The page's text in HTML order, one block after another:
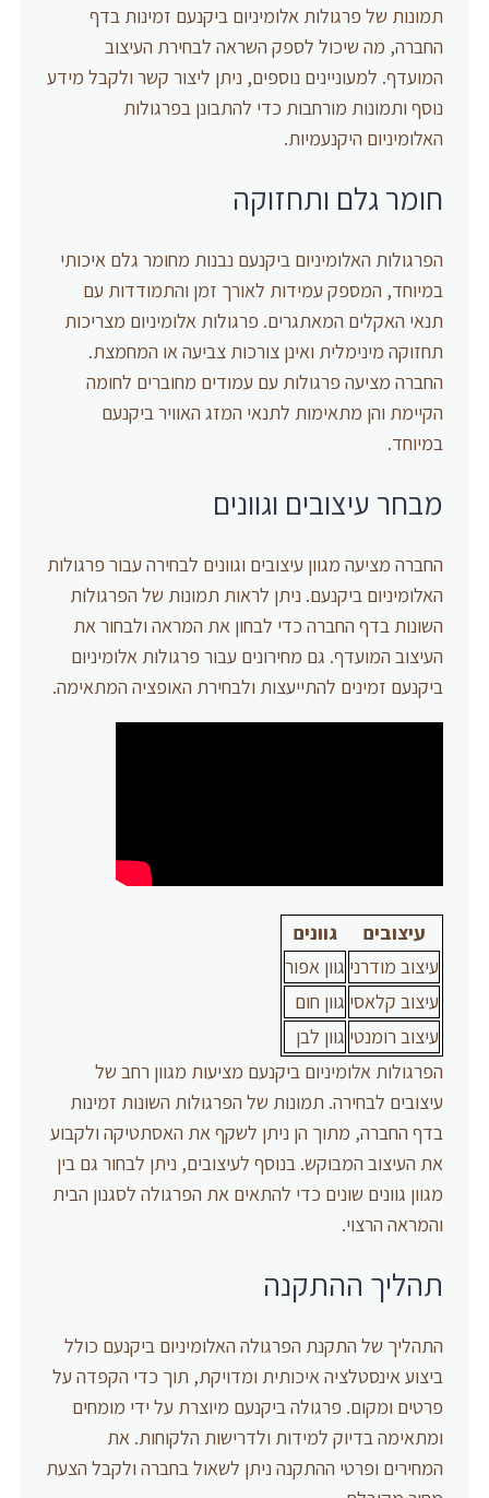
תמונות של פרגולות אלומיניום ביקנעם זמינות בדף
החברה, מה שיכול לספק השראה לבחירת העיצוב
המועדף. למעוניינים נוספים, ניתן ליצור קשר ולקבל מידע
נוסף ותמונות מורחבות כדי להתבונן בפרגולות
האלומיניום היקנעמיות.
חומר גלם ותחזוקה
הפרגולות האלומיניום ביקנעם נבנות מחומר גלם איכותי
במיוחד, המספק עמידות לאורך זמן והתמודדות עם
תנאי האקלים המאתגרים. פרגולות אלומיניום מצריכות
תחזוקה מינימלית ואינן צורכות צביעה או המחמצת.
החברה מציעה פרגולות עם עמודים מחוברים לחומה
הקיימת והן מתאימות לתנאי המזג האוויר ביקנעם
במיוחד.
מבחר עיצובים וגוונים
החברה מציעה מגוון עיצובים וגוונים לבחירה עבור פרגולות
האלומיניום ביקנעם. ניתן לראות תמונות של הפרגולות
השונות בדף החברה כדי לבחון את המראה ולבחור את
העיצוב המועדף. גם מחירונים עבור פרגולות אלומיניום
ביקנעם זמינים להתייעצות ולבחירת האופציה המתאימה.
עיצובים
גוונים
עיצוב מודרני גוון אפור
עיצוב קלאסי גוון חום
עיצוב רומנטי גוון לבן
הפרגולות אלומיניום ביקנעם מציעות מגוון רחב של
עיצובים לבחירה. תמונות של הפרגולות השונות זמינות
בדף החברה, מתוך הן ניתן לשקף את האסתטיקה ולקבוע
את העיצוב המבוקש. בנוסף לעיצובים, ניתן לבחור גם בין
מגוון גוונים שונים כדי להתאים את הפרגולה לסגנון הבית
והמראה הרצוי.
תהליך ההתקנה
התהליך של התקנת הפרגולה האלומיניום ביקנעם כולל
ביצוע אינסטלציה איכותית ומדויקת, תוך כדי הקפדה על
פרטים ומקום. פרגולה ביקנעם מיוצרת על ידי מומחים
ומתאימה בדיוק למידות ולדרישות הלקוחות. את
המחירים ופרטי ההתקנה ניתן לשאול בחברה ולקבל הצעת